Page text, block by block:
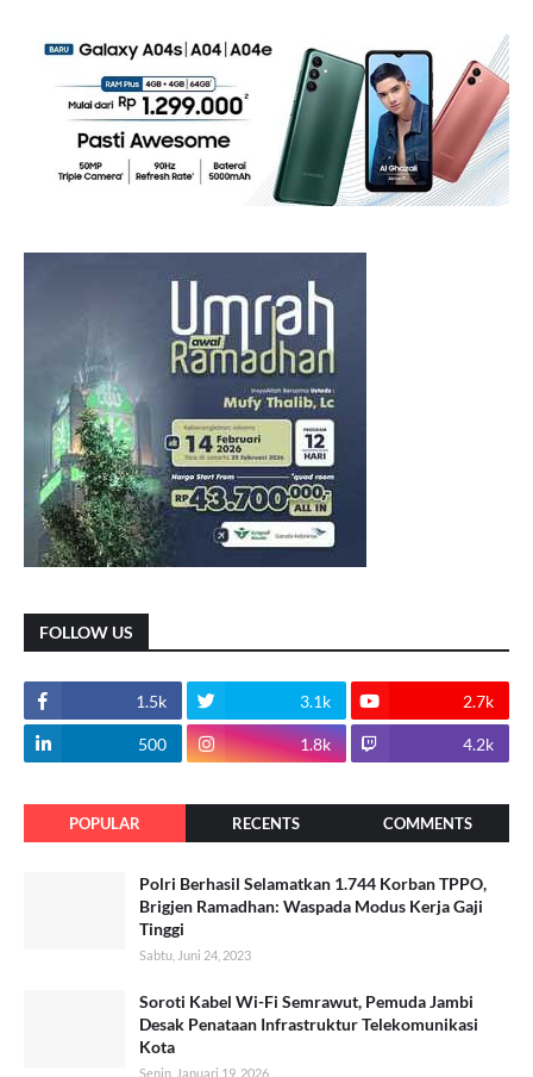
FOLLOW US
1.5k 3.1k 2.7k
500 1.8k 4.2k
POPULAR RECENTS COMMENTS
Polri Berhasil Selamatkan 1.744 Korban TPPO,
Brigjen Ramadhan: Waspada Modus Kerja Gaji
Tinggi
Sabtu, Juni 24, 2023
Soroti Kabel Wi-Fi Semrawut, Pemuda Jambi
Desak Penataan Infrastruktur Telekomunikasi
Kota
Senin, Januari 19, 2026